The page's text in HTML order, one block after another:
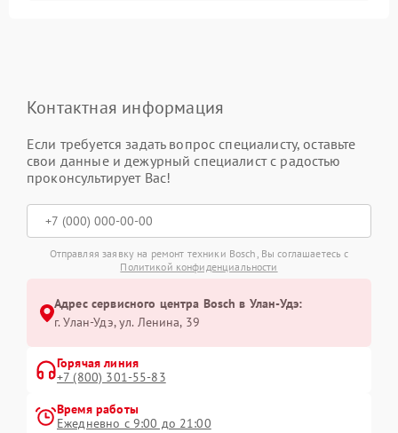
Контактная информация
Если требуется задать вопрос специалисту, оставьте
свои данные и дежурный специалист с радостью
проконсультирует Вас!
Отправляя заявку на ремонт техники Bosch, Вы соглашаетесь с
Политикой конфиденциальности
Адрес сервисного центра Bosch в Улан-Удэ:
г. Улан-Удэ, ул. Ленина, 39
Горячая линия
+7 (800) 301-55-83
Время работы
Ежедневно с 9:00 до 21:00